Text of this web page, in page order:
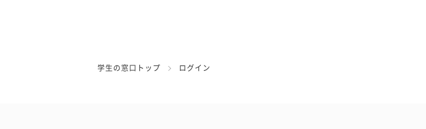
学生の窓口トップ ログイン